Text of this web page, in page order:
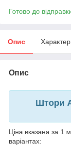
Готово до
Опис
Опис
Штори
Ціна вказана за 1
варіантах: